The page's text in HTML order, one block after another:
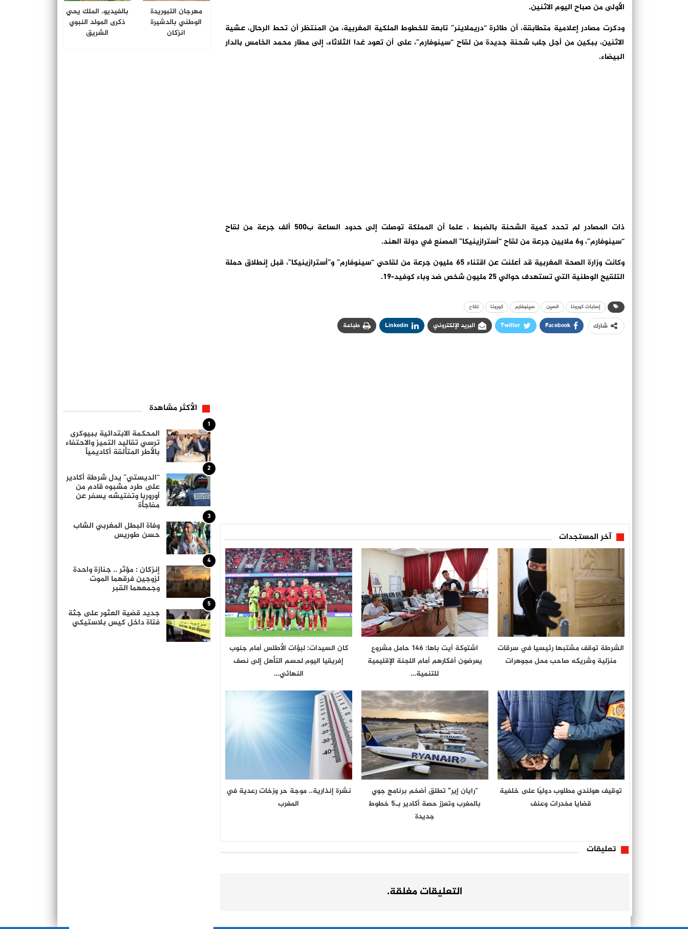
الأولى من صباح اليوم الاثنين.
ودكرت مصادر إعلامية متطابقة، أن طائرة “دريملاينر” تابعة للخطوط الملكية المغربية، من المنتظر أن تحط الرحال، عشية
الاثنين، ببكين من أجل جلب شحنة جديدة من لقاح “سينوفارم”، على أن تعود غدا الثلاثاء، إلى مطار محمد الخامس بالدار
البيضاء.
ذات المصادر لم تحدد كمية الشحنة بالضبط ، علما أن المملكة توصلت إلى حدود الساعة ب500 ألف جرعة من لقاح
“سينوفارم”، و6 ملايين جرعة من لقاح “أسترازينيكا” المصنع في دولة الهند.
وكانت وزارة الصحة المغربية قد أعلنت عن اقتناء 65 مليون جرعة من لقاحي “سينوفارم” و”أسترازينيكا”، قبل إنطلاق حملة
التلقيح الوطنية التي تستهدف حوالي 25 مليون شخص ضد وباء كوفيد-19.
إصابات كورونا الصين سينوفارم كورونا لقاح
شارك Facebook
Twitter البريد الإلكتروني Linkedin طباعة
آخر المستجدات
الشرطة توقف مشتبها رئيسيا في سرقات
منزلية وشريكه صاحب محل مجوهرات
اشتوكة أيت باها: 146 حامل مشروع
يعرضون أفكارهم أمام اللجنة الإقليمية
للتنمية…
كان السيدات: لبؤات الأطلس أمام جنوب
إفريقيا اليوم لحسم التأهل إلى نصف
النهائي…
توقيف هولندي مطلوب دوليًا على خلفية
قضايا مخدرات وعنف
“رايان إير” تطلق أضخم برنامج جوي
بالمغرب وتعزز حصة أكادير بـ5 خطوط
جديدة
نشرة إنذارية.. موجة حر وزخات رعدية في
المغرب
تعليقات
التعليقات مغلقة.
مهرجان التبوريدة
الوطني بالدشيرة
انزكان
بالفيديو. الملك يحي
ذكرى المولد النبوي
الشريق
الأكثر مشاهدة
1
المحكمة الابتدائية ببيوكرى
ترسي تقاليد التميز والاحتفاء
بالأطر المتألقة أكاديمياً
2
“الديستي” يدل شرطة أكادير
على طرد مشبوه قادم من
أوروربا وتفتيشه يسفر عن
مفاجأة
3
وفاة البطل المغربي الشاب
حسن طوريس
4
إنزكان : مؤثر .. جنازة واحدة
لزوجين فرقهما الموت
وجمعهما القبر
5
جديد قضية العثور على جثة
فتاة داخل كيس بلاستيكي